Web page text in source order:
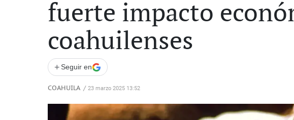
fuerte impacto
coahuilenses
+ Seguir en
COAHUILA / 23 marzo 2025 13:52